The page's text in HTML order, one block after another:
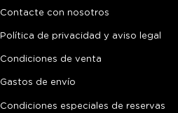
Contacte con nosotros
Política de privacidad y aviso legal
Condiciones de venta
Gastos de envío
Condiciones especiales de reservas